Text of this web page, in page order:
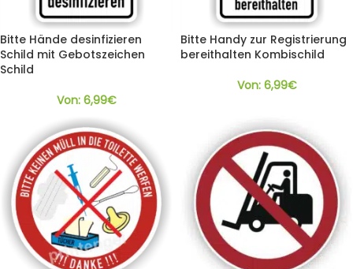
Bitte Hände desinfizieren
Schild mit Gebotszeichen
Schild
Von: 6,99€
Bitte Handy zur Registrierung
bereithalten Kombischild
Von: 6,99€